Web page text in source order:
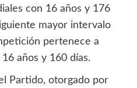
con 16 años y 176
mayor intervalo
pertenece a
años y 160 días.
Partido, otorgado por